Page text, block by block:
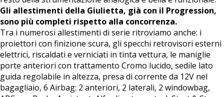
Gli allestimenti della Giulietta, già con il Progression,
sono più completi rispetto alla concorrenza.
Tra i numerosi allestimenti di serie ritroviamo anche: i
proiettori con finizione scura, gli specchi retrovisori esterni
elettrici, riscaldati e verniciati in tinta vettura, le maniglie
porte anteriori con trattamento Cromo lucido, sedile lato
guida regolabile in altezza, presa di corrente da 12V nel
bagagliaio, 6 Airbag: 2 anteriori, 2 laterali, 2 windowbag,